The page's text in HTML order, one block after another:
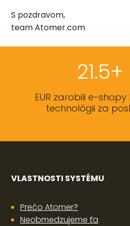
S pozdravom,
team Atomer.com
EUR zarobili e-
technológii za
VLASTNOSTI SYSTÉMU
Prečo Atomer?
Neobmedzujeme ťa